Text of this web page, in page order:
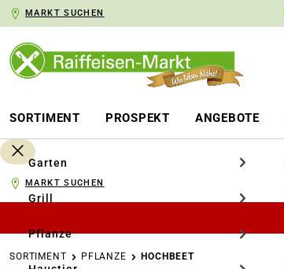
Zur Hauptnavigation springen
MARKT SUCHEN
SORTIMENT PROSPEKT ANGEBOTE
Garten
Grill
Pflanze
MARKT SUCHEN
SORTIMENT PFLANZE HOCHBEET